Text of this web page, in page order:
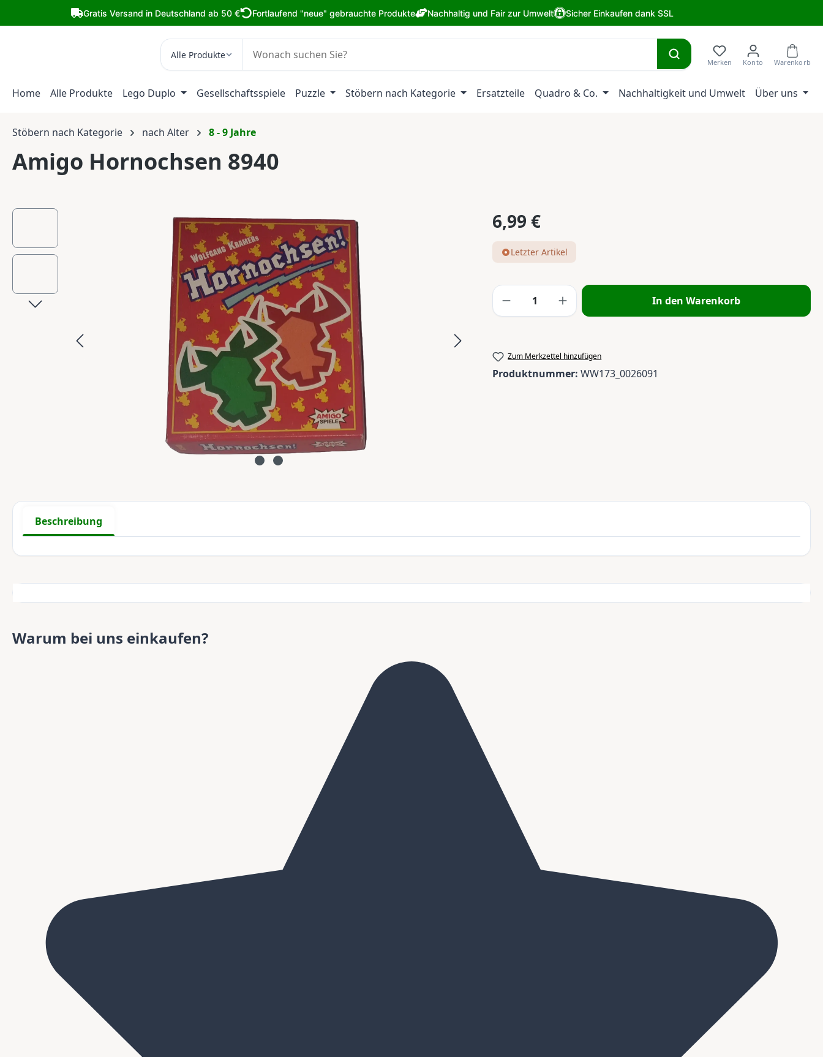
Hauptinhalt springen
Zur Suche springen
Zur Hauptnavigation springen
Gratis Versand in Deutschland ab 50 € Fortlaufend "neue" gebrauchte Produkte Nachhaltig und Fair zur Umwelt Sicher Einkaufen dank SSL
Alle Produkte
Home Alle Produkte Lego Duplo Gesellschaftsspiele Puzzle Stöbern nach Kategorie Ersatzteile Quadro & Co. Nachhaltigkeit und Umwelt Über uns
Stöbern nach Kategorie nach Alter 8 - 9 Jahre
Amigo Hornochsen 8940
Bildergalerie überspringen Regulärer Preis:
6,99 €
Letzter Artikel
Produkt Anzahl: Gib den gewünschten Wert
In den Warenkorb
Zum Merkzettel hinzufügen
Produktnummer: WW173_0026091
Beschreibung
Warum bei uns einkaufen?